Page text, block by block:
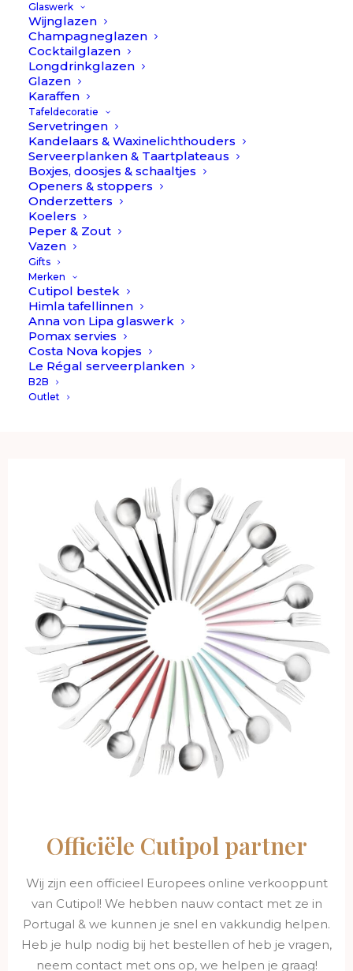
Glaswerk
Wijnglazen
Champagneglazen
Cocktailglazen
Longdrinkglazen
Glazen
Karaffen
Tafeldecoratie
Servetringen
Kandelaars & Waxinelichthouders
Serveerplanken & Taartplateaus
Boxjes, doosjes & schaaltjes
Openers & stoppers
Onderzetters
Koelers
Peper & Zout
Vazen
Gifts
Merken
Cutipol bestek
Himla tafellinnen
Anna von Lipa glaswerk
Pomax servies
Costa Nova kopjes
Le Régal serveerplanken
B2B
Outlet
Cutipol
aantal
TOEVOEGEN AAN WINKELWAGEN
Toevoegen aan verlanglijst
BESCHRIJVING
REVIEWS
Care Guide
Wat kan je doen om zo lang mogelijk van dit mooie Goa
Warm sopje
Was na gebruik alle voedselresten zo snel mogelijk af
met warm water en een neutraal schoonmaakmiddel.
Officiële Cutipol partner
Wij zijn een officieel Europees online verkooppunt
van Cutipol! We hebben nauw contact met ze in
Portugal & we kunnen je snel en vakkundig helpen.
Heb je hulp nodig bij het bestellen of heb je vragen,
neem contact met ons op, we helpen je graag!